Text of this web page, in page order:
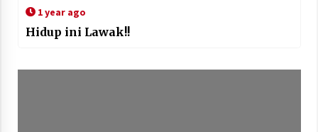
1 year ago
Hidup ini Lawak!!